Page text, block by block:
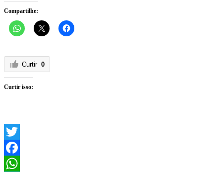
Compartilhe:
Curtir 0
Curtir isso:
Twitter
Facebook